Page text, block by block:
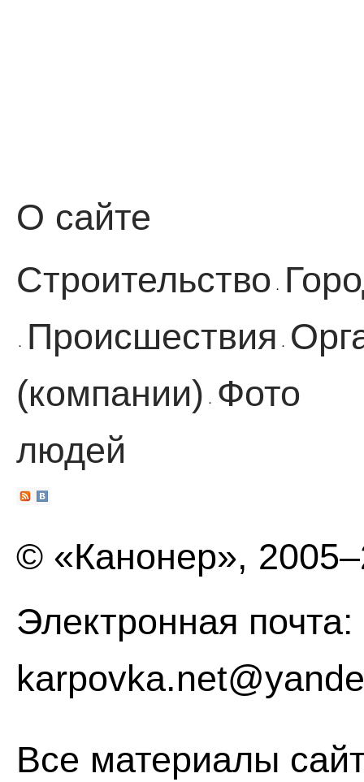
О сайте
Строительство ·
· Происшествия ·
(компании)
·
Фото
людей
© «Канонер»,
Электронная почта:
Все материалы